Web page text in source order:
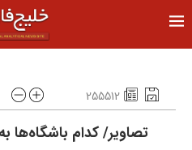
255512
تصاویر/ کدام باشگاه‌ها